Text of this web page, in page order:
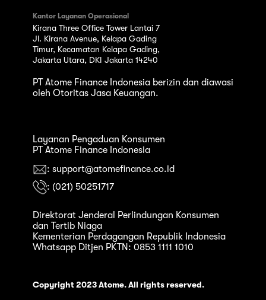
Kantor Layanan Operasional
Kirana Three Office Tower Lantai 7
Jl. Kirana Avenue, Kelapa Gading
Timur, Kecamatan Kelapa Gading,
Jakarta Utara, DKI Jakarta 14240
PT Atome Finance Indonesia berizin dan diawasi
oleh Otoritas Jasa Keuangan.
Layanan Pengaduan Konsumen
PT Atome Finance Indonesia
: support@atomefinance.co.id
: (021) 50251717
Direktorat Jenderal Perlindungan Konsumen
dan Tertib Niaga
Kementerian Perdagangan Republik Indonesia
Whatsapp Ditjen PKTN: 0853 1111 1010
Copyright 2023 Atome. All rights reserved.